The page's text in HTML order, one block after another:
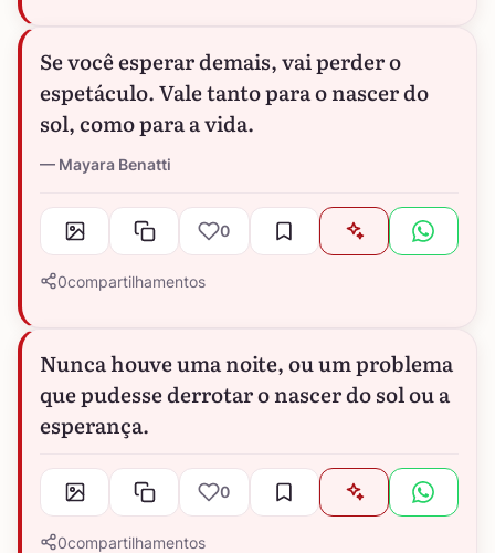
Se você esperar demais, vai perder o
espetáculo. Vale tanto para o nascer do
sol, como para a vida.
Mayara Benatti
0
0compartilhamentos
Nunca houve uma noite, ou um problema
que pudesse derrotar o nascer do sol ou a
esperança.
0
0compartilhamentos